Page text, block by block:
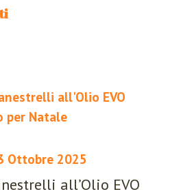
Ottobre 2025
all’Olio EVO